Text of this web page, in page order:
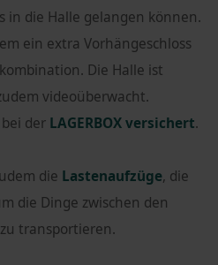
in die Halle gelangen können.
ein extra Vorhängeschloss
Die Halle ist
videoüberwacht.
der LAGERBOX versichert.
die Lastenaufzüge, die
die Dinge zwischen den
transportieren.